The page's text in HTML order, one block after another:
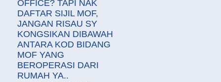
OFFICE? TAPI NAK
DAFTAR SIJIL MOF,
JANGAN RISAU SY
KONGSIKAN DIBAWAH
ANTARA KOD BIDANG
MOF YANG
BEROPERASI DARI
RUMAH YA..